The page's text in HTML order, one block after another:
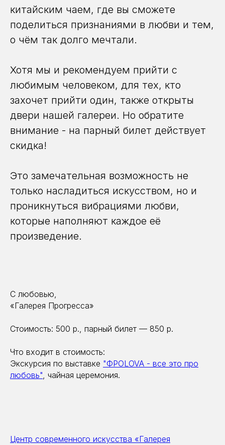
китайским чаем, где вы сможете
поделиться признаниями в любви и тем,
о чём так долго мечтали.
Хотя мы и рекомендуем прийти с
любимым человеком, для тех, кто
захочет прийти один, также открыты
двери нашей галереи. Но обратите
внимание - на парный билет действует
скидка!
Это замечательная возможность не
только насладиться искусством, но и
проникнуться вибрациями любви,
которые наполняют каждое её
произведение.
С любовью,
«Галерея Прогресса»
Стоимость: 500 р., парный билет — 850 р.
Что входит в стоимость:
Экскурсия по выставке "ФРОLOVA - все это про
любовь", чайная церемония.
Центр современного искусства «Галерея